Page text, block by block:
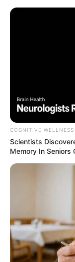
COGNITIVE WELLNESS
Scientists
Memory In Seniors